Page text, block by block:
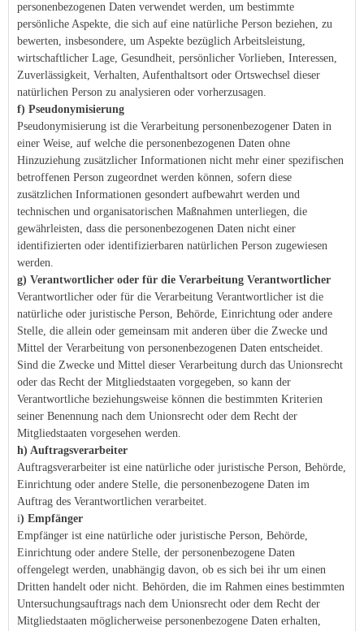
personenbezogenen Daten verwendet werden, um bestimmte
persönliche Aspekte, die sich auf eine natürliche Person beziehen, zu
bewerten, insbesondere, um Aspekte bezüglich Arbeitsleistung,
wirtschaftlicher Lage, Gesundheit, persönlicher Vorlieben, Interessen,
Zuverlässigkeit, Verhalten, Aufenthaltsort oder Ortswechsel dieser
natürlichen Person zu analysieren oder vorherzusagen.
f) Pseudonymisierung
Pseudonymisierung ist die Verarbeitung personenbezogener Daten in
einer Weise, auf welche die personenbezogenen Daten ohne
Hinzuziehung zusätzlicher Informationen nicht mehr einer spezifischen
betroffenen Person zugeordnet werden können, sofern diese
zusätzlichen Informationen gesondert aufbewahrt werden und
technischen und organisatorischen Maßnahmen unterliegen, die
gewährleisten, dass die personenbezogenen Daten nicht einer
identifizierten oder identifizierbaren natürlichen Person zugewiesen
werden.
g) Verantwortlicher oder für die Verarbeitung Verantwortlicher
Verantwortlicher oder für die Verarbeitung Verantwortlicher ist die
natürliche oder juristische Person, Behörde, Einrichtung oder andere
Stelle, die allein oder gemeinsam mit anderen über die Zwecke und
Mittel der Verarbeitung von personenbezogenen Daten entscheidet.
Sind die Zwecke und Mittel dieser Verarbeitung durch das Unionsrecht
oder das Recht der Mitgliedstaaten vorgegeben, so kann der
Verantwortliche beziehungsweise können die bestimmten Kriterien
seiner Benennung nach dem Unionsrecht oder dem Recht der
Mitgliedstaaten vorgesehen werden.
h) Auftragsverarbeiter
Auftragsverarbeiter ist eine natürliche oder juristische Person, Behörde,
Einrichtung oder andere Stelle, die personenbezogene Daten im
Auftrag des Verantwortlichen verarbeitet.
i) Empfänger
Empfänger ist eine natürliche oder juristische Person, Behörde,
Einrichtung oder andere Stelle, der personenbezogene Daten
offengelegt werden, unabhängig davon, ob es sich bei ihr um einen
Dritten handelt oder nicht. Behörden, die im Rahmen eines bestimmten
Untersuchungsauftrags nach dem Unionsrecht oder dem Recht der
Mitgliedstaaten möglicherweise personenbezogene Daten erhalten,